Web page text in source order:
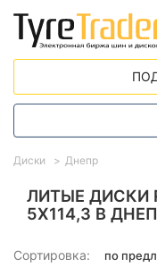
ЛИТЫЕ ДИСКИ
5X114,3 В
Сортировка:
Диски Днепр
Диапазон цен
от